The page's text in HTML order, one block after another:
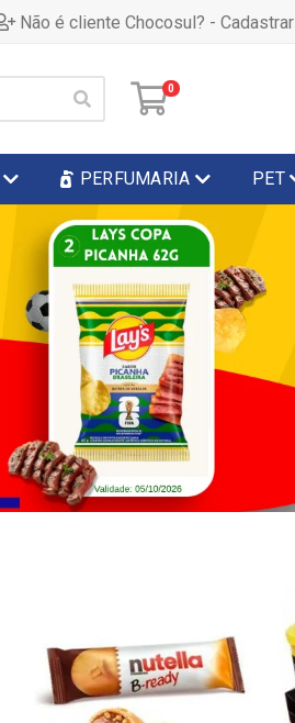
Não é cliente Chocosul? - Cadastrar
0
PERFUMARIA PET